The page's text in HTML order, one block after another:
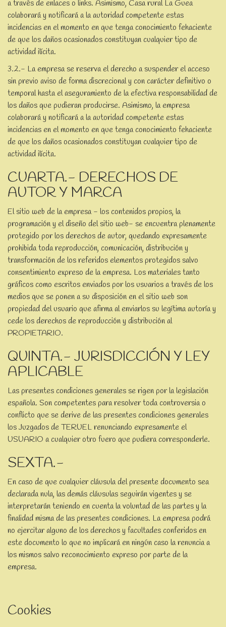
a través de enlaces o links. Asimismo, Casa rural La Guea
colaborará y notificará a la autoridad competente estas
incidencias en el momento en que tenga conocimiento fehaciente
de que los daños ocasionados constituyan cualquier tipo de
actividad ilícita.
3.2.- La empresa se reserva el derecho a suspender el acceso
sin previo aviso de forma discrecional y con carácter definitivo o
temporal hasta el aseguramiento de la efectiva responsabilidad de
los daños que pudieran producirse. Asimismo, la empresa
colaborará y notificará a la autoridad competente estas
incidencias en el momento en que tenga conocimiento fehaciente
de que los daños ocasionados constituyan cualquier tipo de
actividad ilícita.
CUARTA.- DERECHOS DE
AUTOR Y MARCA
El sitio web de la empresa - los contenidos propios, la
programación y el diseño del sitio web- se encuentra plenamente
protegido por los derechos de autor, quedando expresamente
prohibida toda reproducción, comunicación, distribución y
transformación de los referidos elementos protegidos salvo
consentimiento expreso de la empresa. Los materiales tanto
gráficos como escritos enviados por los usuarios a través de los
medios que se ponen a su disposición en el sitio web son
propiedad del usuario que afirma al enviarlos su legítima autoría y
cede los derechos de reproducción y distribución al
PROPIETARIO.
QUINTA.- JURISDICCIÓN Y LEY
APLICABLE
Las presentes condiciones generales se rigen por la legislación
española. Son competentes para resolver toda controversia o
conflicto que se derive de las presentes condiciones generales
los Juzgados de TERUEL renunciando expresamente el
USUARIO a cualquier otro fuero que pudiera corresponderle.
SEXTA.-
En caso de que cualquier cláusula del presente documento sea
declarada nula, las demás cláusulas seguirán vigentes y se
interpretarán teniendo en cuenta la voluntad de las partes y la
finalidad misma de las presentes condiciones. La empresa podrá
no ejercitar alguno de los derechos y facultades conferidos en
este documento lo que no implicará en ningún caso la renuncia a
los mismos salvo reconocimiento expreso por parte de la
empresa.
Cookies